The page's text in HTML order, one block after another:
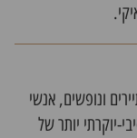
ונופשים, אנשי
יוקרתי יותר של